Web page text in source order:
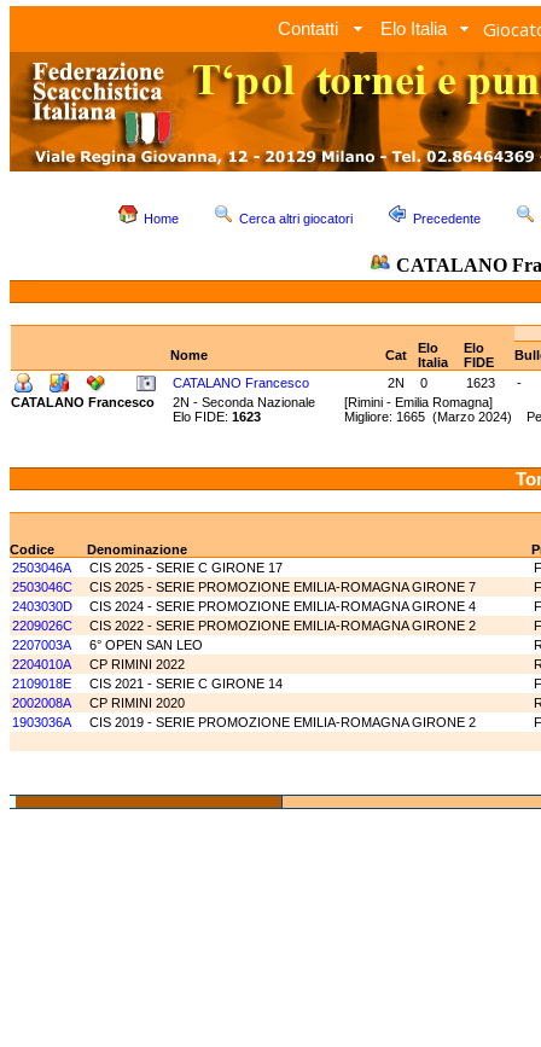
Contatti Elo Italia
Home Cerca altri giocatori Precedente
CATALANO
Nome Cat
Elo
Italia
Elo
FIDE
CATALANO Francesco
2N 0 1623
-
CATALANO Francesco
2N - Seconda Nazionale [Rimini - Emilia Romagna]
Elo FIDE: 1623 Migliore: 1665 (Marzo 2024)
Codice Denominazione
2503046A
CIS 2025 - SERIE C GIRONE 17
2503046C
CIS 2025 - SERIE PROMOZIONE EMILIA-ROMAGNA GIRONE 7
2403030D
CIS 2024 - SERIE PROMOZIONE EMILIA-ROMAGNA GIRONE 4
2209026C
CIS 2022 - SERIE PROMOZIONE EMILIA-ROMAGNA GIRONE 2
2207003A
6° OPEN SAN LEO
2204010A
CP RIMINI 2022
2109018E
CIS 2021 - SERIE C GIRONE 14
2002008A
CP RIMINI 2020
1903036A
CIS 2019 - SERIE PROMOZIONE EMILIA-ROMAGNA GIRONE 2